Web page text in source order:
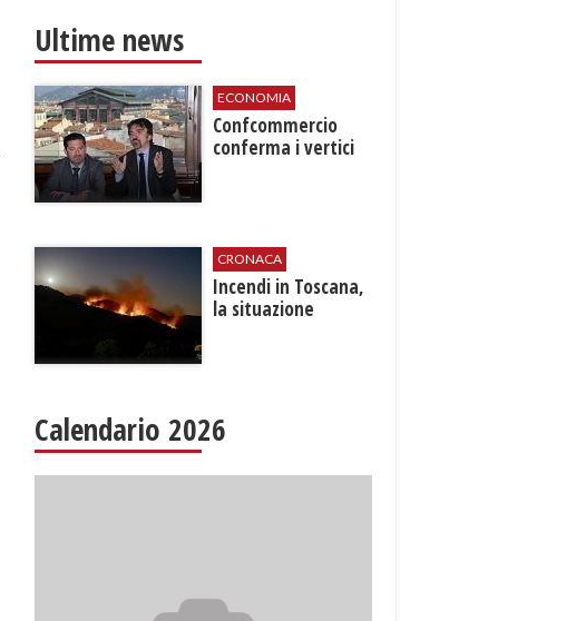
Ultime news
ECONOMIA
Confcommercio
conferma i vertici
CRONACA
Incendi in Toscana,
la situazione
Calendario 2026